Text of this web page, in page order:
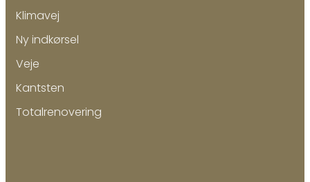
Klimavej
Ny indkørsel
Veje
Kantsten
Totalrenovering